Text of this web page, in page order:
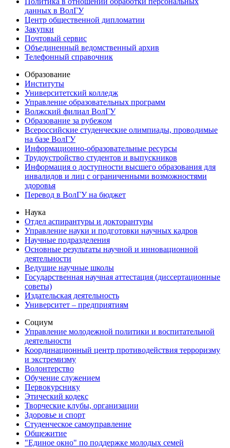
данных в ВолГУ
Центр общественной дипломатии
Закупки
Почтовый сервис
Объединенный ведомственный архив
Телефонный справочник
Образование
Институты
Университетский колледж
Управление образовательных программ
Волжский филиал ВолГУ
Образование за рубежом
Всероссийские студенческие олимпиады, проводимые
на базе ВолГУ
Информационно-образовательные ресурсы
Трудоустройство студентов и выпускников
Информация о доступности высшего образования для
инвалидов и лиц с ограниченными возможностями
здоровья
Перевод в ВолГУ на бюджет
Наука
Отдел аспирантуры и докторантуры
Управление науки и подготовки научных кадров
Научные подразделения
Основные результаты научной и инновационной
деятельности
Ведущие научные школы
Государственная научная аттестация (диссертационные
советы)
Издательская деятельность
Университет – предприятиям
Социум
Управление молодежной политики и воспитательной
деятельности
Координационный центр противодействия терроризму
и экстремизму
Волонтерство
Обучение служением
Первокурснику
Этический кодекс
Творческие клубы, организации
Здоровье и спорт
Студенческое самоуправление
Общежитие
"Единое окно" по поддержке молодых семей